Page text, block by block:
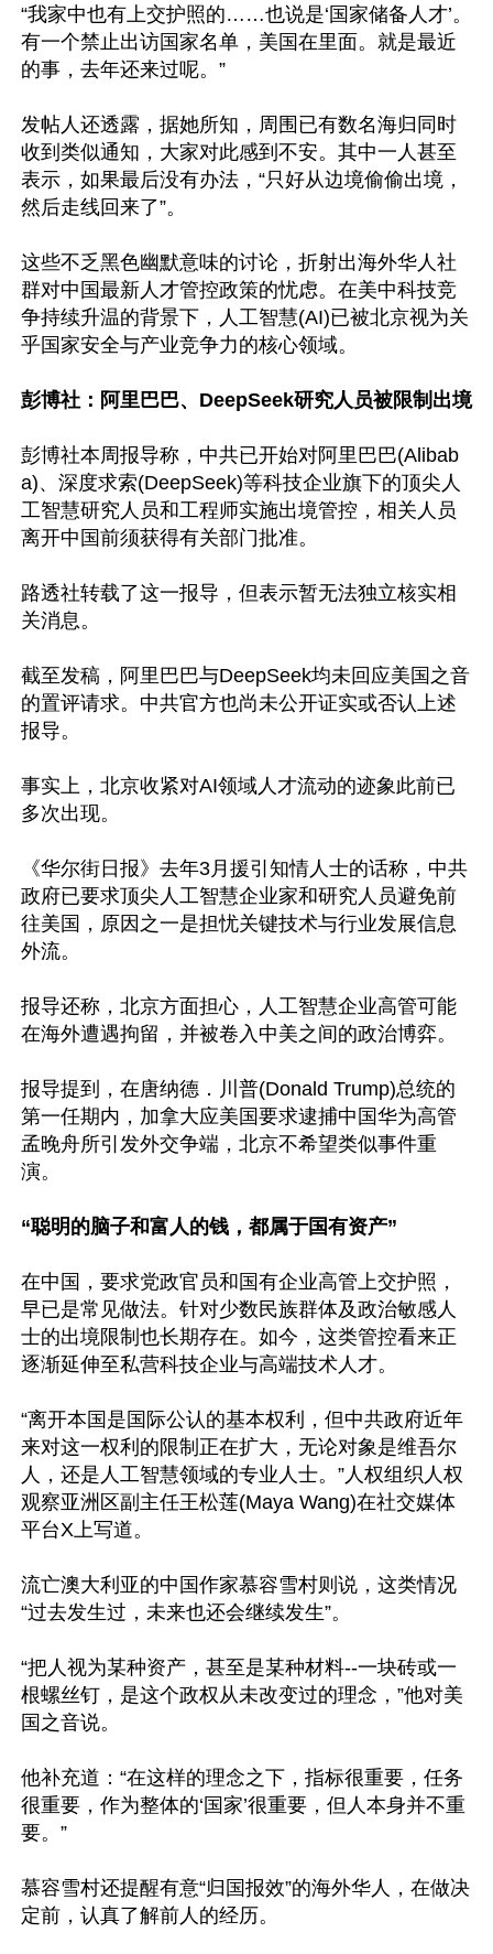
“我家中也有上交护照的……也说是‘国家储备人才’。
有一个禁止出访国家名单，美国在里面。就是最近
的事，去年还来过呢。”
发帖人还透露，据她所知，周围已有数名海归同时
收到类似通知，大家对此感到不安。其中一人甚至
表示，如果最后没有办法，“只好从边境偷偷出境，
然后走线回来了”。
这些不乏黑色幽默意味的讨论，折射出海外华人社
群对中国最新人才管控政策的忧虑。在美中科技竞
争持续升温的背景下，人工智慧(AI)已被北京视为关
乎国家安全与产业竞争力的核心领域。
彭博社：阿里巴巴、DeepSeek研究人员被限制出境
彭博社本周报导称，中共已开始对阿里巴巴(Alibab
a)、深度求索(DeepSeek)等科技企业旗下的顶尖人
工智慧研究人员和工程师实施出境管控，相关人员
离开中国前须获得有关部门批准。
路透社转载了这一报导，但表示暂无法独立核实相
关消息。
截至发稿，阿里巴巴与DeepSeek均未回应美国之音
的置评请求。中共官方也尚未公开证实或否认上述
报导。
事实上，北京收紧对AI领域人才流动的迹象此前已
多次出现。
《华尔街日报》去年3月援引知情人士的话称，中共
政府已要求顶尖人工智慧企业家和研究人员避免前
往美国，原因之一是担忧关键技术与行业发展信息
外流。
报导还称，北京方面担心，人工智慧企业高管可能
在海外遭遇拘留，并被卷入中美之间的政治博弈。
报导提到，在唐纳德．川普(Donald Trump)总统的
第一任期内，加拿大应美国要求逮捕中国华为高管
孟晚舟所引发外交争端，北京不希望类似事件重
演。
“聪明的脑子和富人的钱，都属于国有资产”
在中国，要求党政官员和国有企业高管上交护照，
早已是常见做法。针对少数民族群体及政治敏感人
士的出境限制也长期存在。如今，这类管控看来正
逐渐延伸至私营科技企业与高端技术人才。
“离开本国是国际公认的基本权利，但中共政府近年
来对这一权利的限制正在扩大，无论对象是维吾尔
人，还是人工智慧领域的专业人士。”人权组织人权
观察亚洲区副主任王松莲(Maya Wang)在社交媒体
平台X上写道。
流亡澳大利亚的中国作家慕容雪村则说，这类情况
“过去发生过，未来也还会继续发生”。
“把人视为某种资产，甚至是某种材料--一块砖或一
根螺丝钉，是这个政权从未改变过的理念，”他对美
国之音说。
他补充道：“在这样的理念之下，指标很重要，任务
很重要，作为整体的‘国家’很重要，但人本身并不重
要。”
慕容雪村还提醒有意“归国报效”的海外华人，在做决
定前，认真了解前人的经历。